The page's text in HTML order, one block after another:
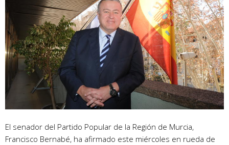
El senador del Partido Popular de la Región de Murcia,
Francisco Bernabé, ha afirmado este miércoles en rueda de